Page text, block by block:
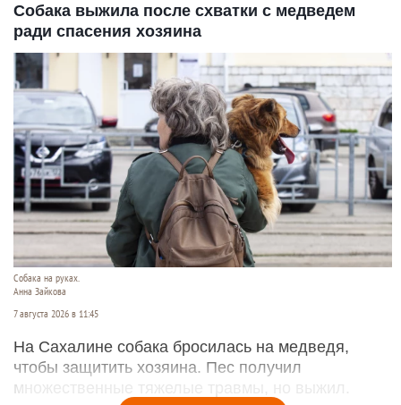
Собака выжила после схватки с медведем
ради спасения хозяина
Собака на руках.
Анна Зайкова
7 августа 2026 в 11:45
На Сахалине собака бросилась на медведя,
чтобы защитить хозяина. Пес получил
множественные тяжелые травмы, но выжил.